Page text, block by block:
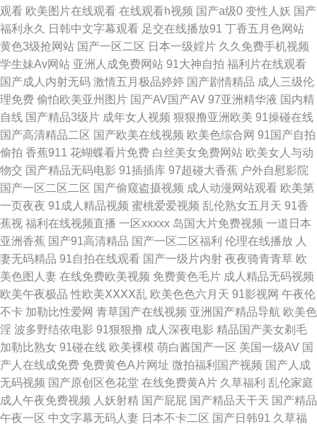
人精品成人导航 男人的天堂com 91爱爱在线影院 东京热大香蕉av 欧美性爱
影院一区二区 91白丝喷水自慰网站 草莓视频黄 九一综合色 色悠悠中文视频
91福利导航网站 俺去也色 九九精品 色友福利影院社区91 91大神图片 草逼
资源 精品东方av正在进入 天天干天天sge 91深夜福利网站 国产婷婷五月 超
碰91久久在线 欧美性猛交久久 中文欧美日韩在线 95av 狠狠干综合网 色综
日韩视频 91色漫网页版入口 欧美性交第八页 福利怕91在线 AV三级片无码
97公开久久 91国产原创出厂电影 91夫妻小视频 色婷婷黄色视频 精品无码
a∨福利网 91视频在线国产 95国产在线 91福利在线播放 亚洲综合小说网 五
月涩涩婷婷 久久国产丝袜一区 91超碰色 91在线观看网址 午夜性网 91经典
三级 www18草av 免费阿v阿视频播放 91TS人妖另类 国产传媒第37页 欧美
一级在线 91豆花免费看片 AV蜜桃久久 久久精品视频网站 午夜精品久久 91
蜜桃在线看 成人网址 久久草成人大香蕉AV 最新福利AV在线 超碰在线视91
观看 欧美图片在线观看 在线观看h视频 国产a级0 变性人妖 国产
福利永久
日韩中文字幕观看 足交在线播放91 丁香五月色网站
黄色3级抢网站 国产一区二区 日本一级婬片 久久免费手机视频
学生妹Av网站 亚洲人成免费网站 91大神自拍 福利片在线观看
国产成人内射无码 激情五月极品婷婷 国产剧情精品 成人三级伦
理免费 偷怕欧美亚州图片 国产AV国产AV 97亚洲精华液 国内精
自线 国产精品3级片 成年女人视频 狠狠撸亚洲欧美 91操碰在线
国产高清精品二区 国产欧美在线视频 欧美色综合网 91国产自拍
偷拍 香蕉911 花蝴蝶看片免费 白丝美女免费网站 欧美女人与动
物交 国产精品无码电影 91插插库 97超碰大香蕉 户外自慰影院
国产一区二区二区 国产偷窥盗摄视频 成人动漫网站观看 欧美第
一页夜夜 91成人精品视频 蜜桃爱爱视频 乱伦熟女五月天 91香
蕉视 福利在线视频直播 一区xxxxx 岛国大片免费视频 一道日本
亚洲香蕉 国产91高清精品 国产一区二区福利 伦理在线播放 人
妻无码精品 91自拍在线观看 国产一级片内射 夜夜骑青青草 欧
美色图人妻 在线免费欧美视频 免费黄色毛片 成人精品无码视频
欧美午夜极品 性欧美ⅩⅩⅩⅩ乱 欧美色色六月天 91影视网 午夜伦
不卡 加勒比性爱网 青草国产在线视频 亚洲国产精品导航 欧美色
淫 波多野结依电影 91狠狠撸 成人深夜电影 精品国产美女剃毛
加勒比熟女 91碰在线 欧美裸模 萌白酱国产一区 美国一级AV 国
产人在线成免费 免费黄色A片网址 微拍福利国产视频 国产人成
无码视频 国产原创区色花堂 在线免费黄A片 久草福利 乱伦家庭
成人午夜免费视频 人妖射精 国产屁屁 国产精品天干天 国产精品
午夜一区 中文字幕无码人妻 日本不卡二区 国产日韩91 久草福